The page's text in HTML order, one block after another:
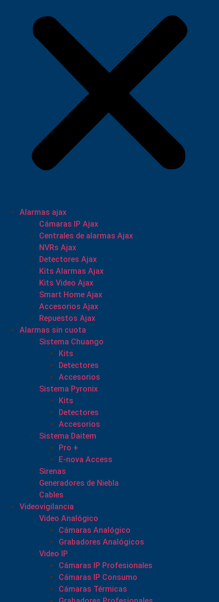
Alarmas ajax
Cámaras IP Ajax
Centrales de alarmas Ajax
NVRs Ajax
Detectores Ajax
Kits Alarmas Ajax
Kits Video Ajax
Smart Home Ajax
Accesorios Ajax
Repuestos Ajax
Alarmas sin cuota
Sistema Chuango
Kits
Detectores
Accesorios
Sistema Pyronix
Kits
Detectores
Accesorios
Sistema Daitem
Pro +
E-nova Access
Sirenas
Generadores de Niebla
Cables
Videovigilancia
Video Analógico
Cámaras Analógico
Grabadores Analógicos
Video IP
Cámaras IP Profesionales
Cámaras IP Consumo
Cámaras Térmicas